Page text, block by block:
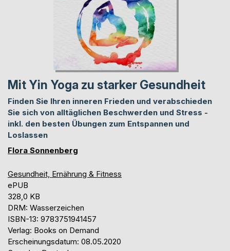
Mit Yin Yoga zu starker Gesundheit
Finden Sie Ihren inneren Frieden und verabschieden
Sie sich von alltäglichen Beschwerden und Stress -
inkl. den besten Übungen zum Entspannen und
Loslassen
Flora Sonnenberg
Gesundheit, Ernährung & Fitness
ePUB
328,0 KB
DRM: Wasserzeichen
ISBN-13: 9783751941457
Verlag: Books on Demand
Erscheinungsdatum: 08.05.2020